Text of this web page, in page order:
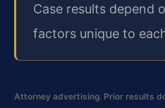
Case results depend
factors unique to
Attorney advertising. Prior results